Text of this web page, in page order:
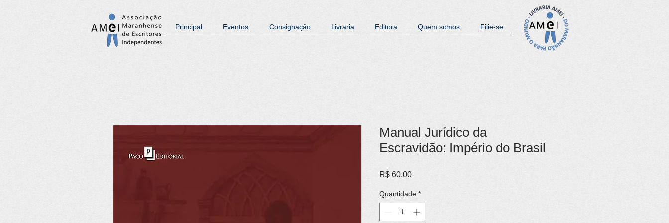
Principal Eventos Consignação Livraria Editora Quem somos Filie-se
Manual Jurídico da
Escravidão: Império do Brasil
R$ 60,00Preço
Quantidade *